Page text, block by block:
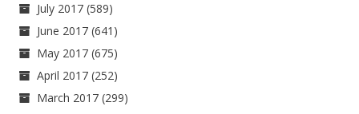
July 2017 (589)
June 2017 (641)
May 2017 (675)
April 2017 (252)
March 2017 (299)